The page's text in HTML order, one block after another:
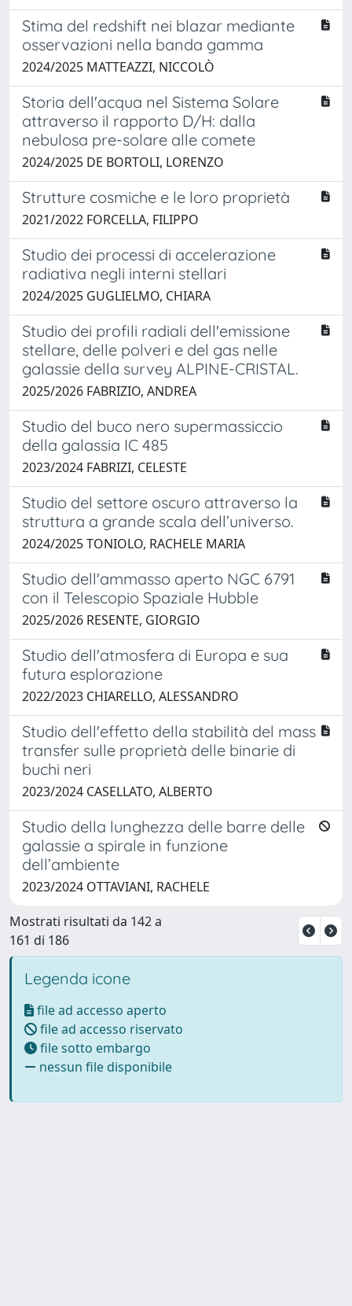
Stima del redshift nei blazar mediante
osservazioni nella banda gamma
2024/2025 MATTEAZZI, NICCOLÒ
Storia dell'acqua nel Sistema Solare
attraverso il rapporto D/H: dalla
nebulosa pre-solare alle comete
2024/2025 DE BORTOLI, LORENZO
Strutture cosmiche e le loro proprietà
2021/2022 FORCELLA, FILIPPO
Studio dei processi di accelerazione
radiativa negli interni stellari
2024/2025 GUGLIELMO, CHIARA
Studio dei profili radiali dell'emissione
stellare, delle polveri e del gas nelle
galassie della survey ALPINE-CRISTAL.
2025/2026 FABRIZIO, ANDREA
Studio del buco nero supermassiccio
della galassia IC 485
2023/2024 FABRIZI, CELESTE
Studio del settore oscuro attraverso la
struttura a grande scala dell’universo.
2024/2025 TONIOLO, RACHELE MARIA
Studio dell'ammasso aperto NGC 6791
con il Telescopio Spaziale Hubble
2025/2026 RESENTE, GIORGIO
Studio dell'atmosfera di Europa e sua
futura esplorazione
2022/2023 CHIARELLO, ALESSANDRO
Studio dell'effetto della stabilità del mass
transfer sulle proprietà delle binarie di
buchi neri
2023/2024 CASELLATO, ALBERTO
Studio della lunghezza delle barre delle
galassie a spirale in funzione
dell’ambiente
2023/2024 OTTAVIANI, RACHELE
Mostrati risultati da 142 a
161 di 186
Legenda icone
file ad accesso aperto
file ad accesso riservato
file sotto embargo
nessun file disponibile